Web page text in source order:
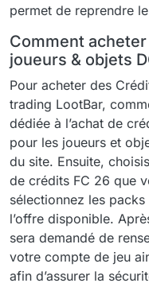
permet de reprendre
Comment
joueurs & objets
Pour acheter des
trading LootBar,
dédiée à l’achat de
pour les joueurs et
du site. Ensuite,
de crédits FC 26 que
sélectionnez les
l’offre disponible.
sera demandé de
votre compte de jeu
afin d’assurer la